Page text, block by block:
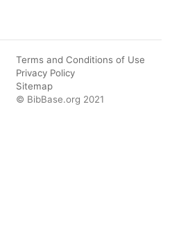
Terms and Conditions of Use
Privacy Policy
Sitemap
© BibBase.org 2021